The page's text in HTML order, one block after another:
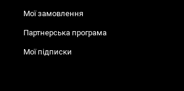
Мої замовлення
Партнерська програма
Мої підписки